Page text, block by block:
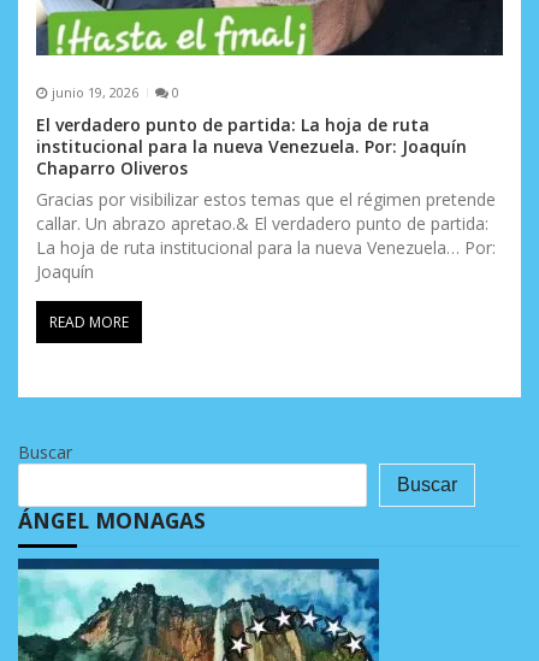
junio 19, 2026 0
El verdadero punto de partida: La hoja de ruta
institucional para la nueva Venezuela. Por: Joaquín
Chaparro Oliveros
Gracias por visibilizar estos temas que el régimen pretende
callar. Un abrazo apretao.& El verdadero punto de partida:
La hoja de ruta institucional para la nueva Venezuela… Por:
Joaquín
READ MORE
Buscar
Buscar
ÁNGEL MONAGAS